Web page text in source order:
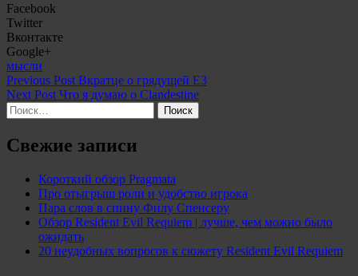
Facebook
Twitter
Вконтакте
Google+
Categories:
мысли
Навигация
по
записям
Previous Post Вкратце о грядущей Е3
Next Post Что я думаю о Clandestine
Найти:
Свежие записи
Короткий обзор Pragmata
Про отыгрыш роли и удобство игрока
Пара слов в спину Филу Спенсеру
Обзор Resident Evil Requiem | лучше, чем можно было
ожидать
20 неудобных вопросов к сюжету Resident Evil Requiem